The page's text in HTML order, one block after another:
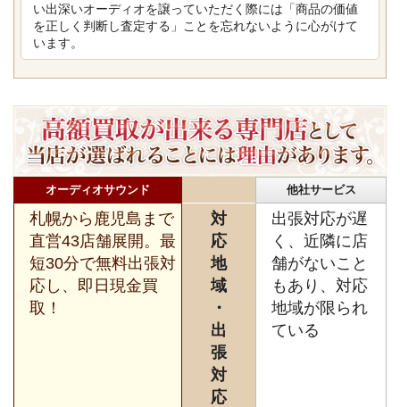
い出深いオーディオを譲っていただく際には「商品の価値
を正しく判断し査定する」ことを忘れないように心がけて
います。
オーディオサウンド 他社サービス
札幌から鹿児島まで
直営43店舗展開。最
短30分で無料出張対
応し、即日現金買
取！
対
応
地
域
・
出
張
対
応
出張対応が遅
く、近隣に店
舗がないこと
もあり、対応
地域が限られ
ている